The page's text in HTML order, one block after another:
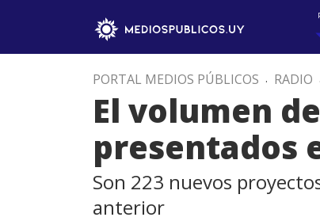
PORTAL MEDIOS PÚBLICOS . RADIO
El volumen
presentados
Son 223 nuevos
anterior